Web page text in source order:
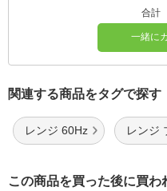
合計
一緒に
関連する商品をタグで探す
レンジ 60Hz レンジ
この商品を買った後に買わ